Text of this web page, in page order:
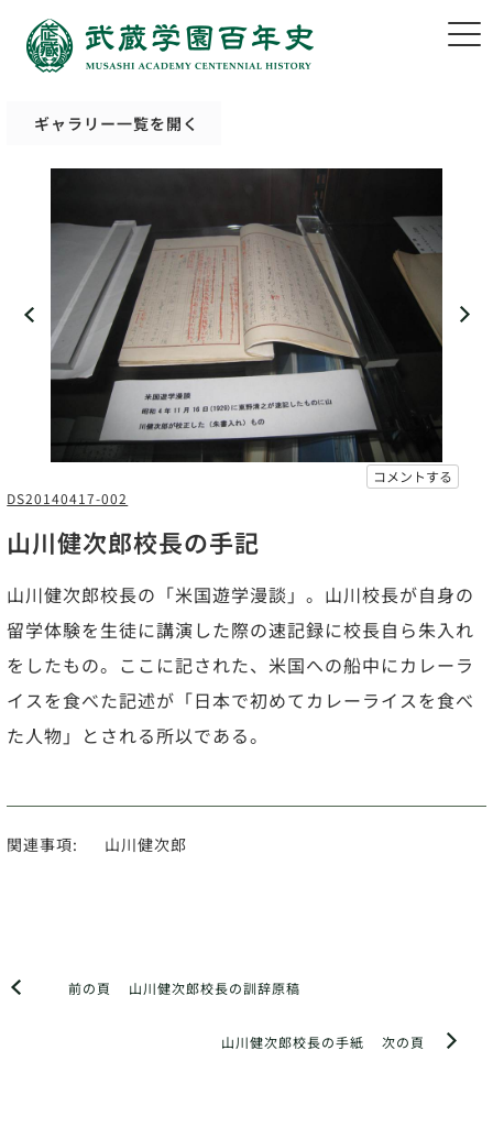
ギャラリー一覧を開く
コメントする
DS20140417-002
山川健次郎校長の手記
山川健次郎校長の「米国遊学漫談」。山川校長が自身の
留学体験を生徒に講演した際の速記録に校長自ら朱入れ
をしたもの。ここに記された、米国への船中にカレーラ
イスを食べた記述が「日本で初めてカレーライスを食べ
た人物」とされる所以である。
関連事項: 山川健次郎
前の頁 山川健次郎校長の訓辞原稿
次の頁
山川健次郎校長の手紙